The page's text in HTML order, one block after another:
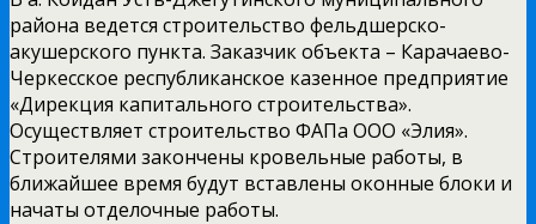
района ведется строительство фельдшерско-
акушерского пункта. Заказчик объекта – Карачаево-
Черкесское республиканское казенное предприятие
«Дирекция капитального строительства».
Осуществляет строительство ФАПа ООО «Элия».
Строителями закончены кровельные работы, в
ближайшее время будут вставлены оконные блоки и
начаты отделочные работы.